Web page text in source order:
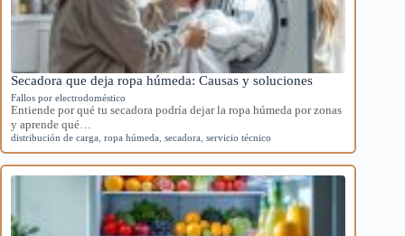
Secadora que deja ropa húmeda: Causas y soluciones
Fallos por electrodoméstico
Entiende por qué tu secadora podría dejar la ropa húmeda por zonas
y aprende qué…
distribución de carga ropa húmeda secadora servicio técnico